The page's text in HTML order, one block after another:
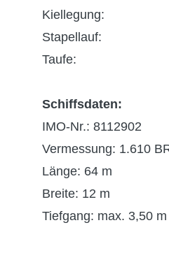
Kiellegung:
Stapellauf:
Taufe:
Schiffsdaten:
IMO-Nr.: 8112902
Vermessung: 1.610
Länge: 64 m
Breite: 12 m
Tiefgang: max. 3,50 m